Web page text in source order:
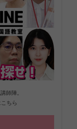
師陣。
ちら